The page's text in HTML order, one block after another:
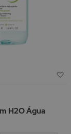
H2O Água